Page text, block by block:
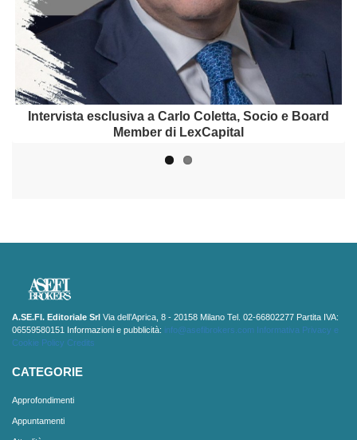
Intervista esclusiva a Carlo Coletta, Socio e Board
Member di LexCapital
Intervista a Daniele Dolci, Partner di SABSEG Broker
A.SE.FI. Editoriale Srl Via dell’Aprica, 8 - 20158 Milano Tel. 02-66802277 Partita IVA:
06559580151 Informazioni e pubblicità: info@asefibrokers.com
Informativa Privacy e
Cookie Policy Credits
CATEGORIE
Approfondimenti
Appuntamenti